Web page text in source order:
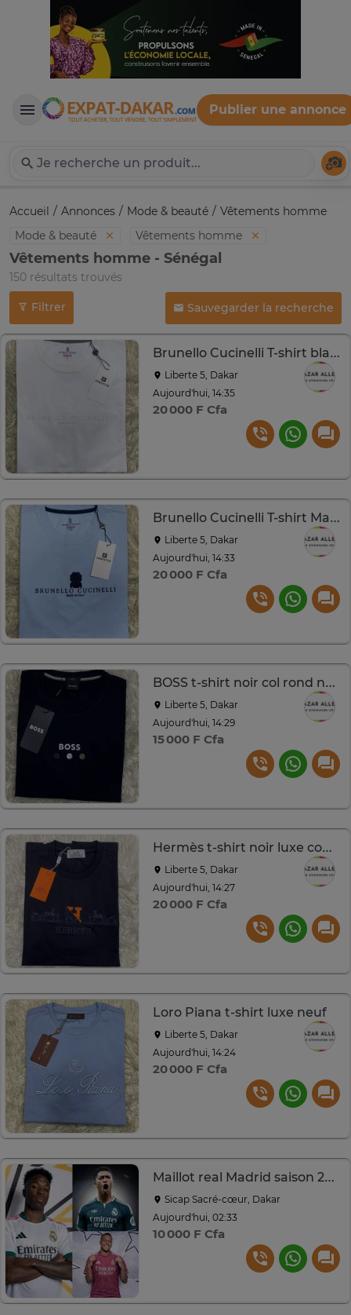
Expat-Dakar
Publier une annonce
Accueil Annonces Mode & beauté
Vêtements homme
Mode & beauté
Vêtements homme
Vêtements homme - Sénégal
150 résultats trouvés
Filtrer Sauvegarder la recherche
Brunello Cucinelli T-shirt blanc coton
Liberte 5, Dakar
Aujourd'hui, 14:35
20 000 F Cfa
Brunello Cucinelli T-shirt Made in Italy
Liberte 5, Dakar
Aujourd'hui, 14:33
20 000 F Cfa
BOSS t-shirt noir col rond neuf avec étiquette
Liberte 5, Dakar
Aujourd'hui, 14:29
15 000 F Cfa
Hermès t-shirt noir luxe confort et style
Liberte 5, Dakar
Aujourd'hui, 14:27
20 000 F Cfa
Loro Piana t-shirt luxe neuf
Liberte 5, Dakar
Aujourd'hui, 14:24
20 000 F Cfa
Maillot real Madrid saison 2026/2027
Sicap Sacré-cœur, Dakar
Aujourd'hui, 02:33
10 000 F Cfa